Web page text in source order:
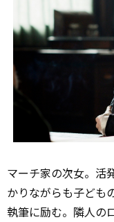
マーチ家の次女。活
かりながらも子ども
執筆に励む。隣人の